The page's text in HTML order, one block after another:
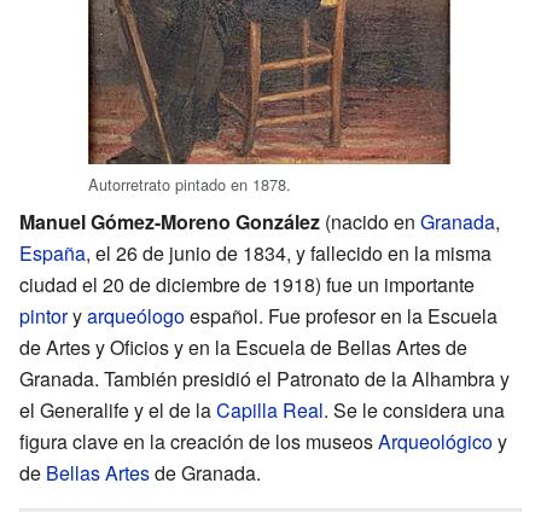
Autorretrato pintado en 1878.
Manuel Gómez-Moreno González (nacido en Granada,
España, el 26 de junio de 1834, y fallecido en la misma
ciudad el 20 de diciembre de 1918) fue un importante
pintoryarqueólogoespañol. Fue profesor en la Escuela
de Artes y Oficios y en la Escuela de Bellas Artes de
Granada. También presidió el Patronato de la Alhambra y
el Generalife y el de laCapilla Real. Se le considera una
figura clave en la creación de los museosArqueológicoy
de Bellas Artesde Granada.